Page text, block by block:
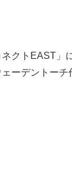
クトEAST」
ーデントーチ